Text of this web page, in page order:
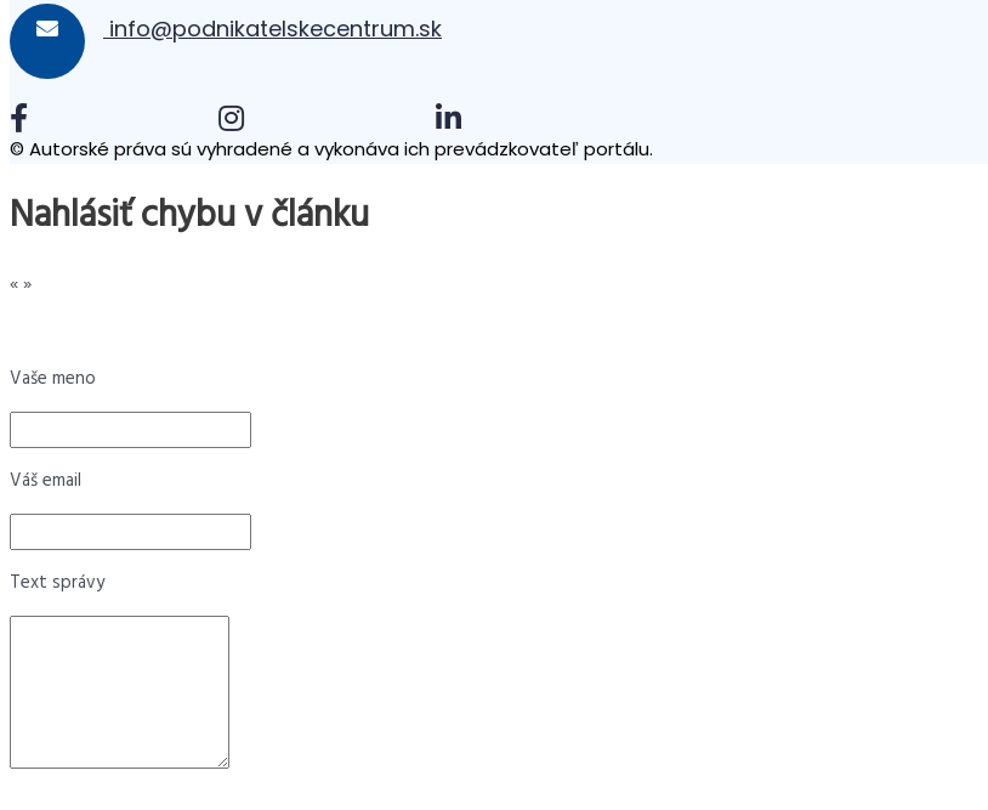
info@podnikatelskecentrum.sk
© Autorské práva sú vyhradené a vykonáva ich prevádzkovateľ portálu.
Nahlásiť chybu v článku
«»
Vaše meno
Váš email
Text správy